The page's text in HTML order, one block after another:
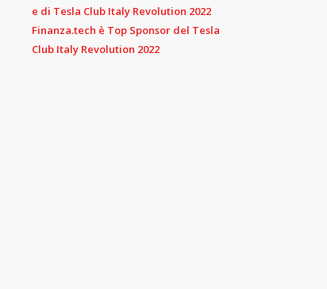
e di Tesla Club Italy Revolution 2022
Finanza.tech è Top Sponsor del Tesla
Club Italy Revolution 2022